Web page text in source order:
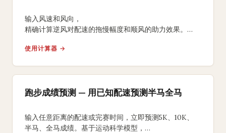
输入风速和风向，
精确计算逆风对配速的拖慢幅度和顺风的助力效果。
使用计算器 →
跑步成绩预测 — 用已知配速预测半马全马
输入任意距离的配速或完赛时间，立即预测5K、10K、
半马、全马成绩。基于运动科学模型，